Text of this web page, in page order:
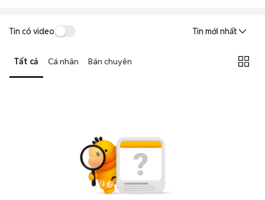
Tin có video Tin mới nhất
Tất cả Cá nhân Bán chuyên